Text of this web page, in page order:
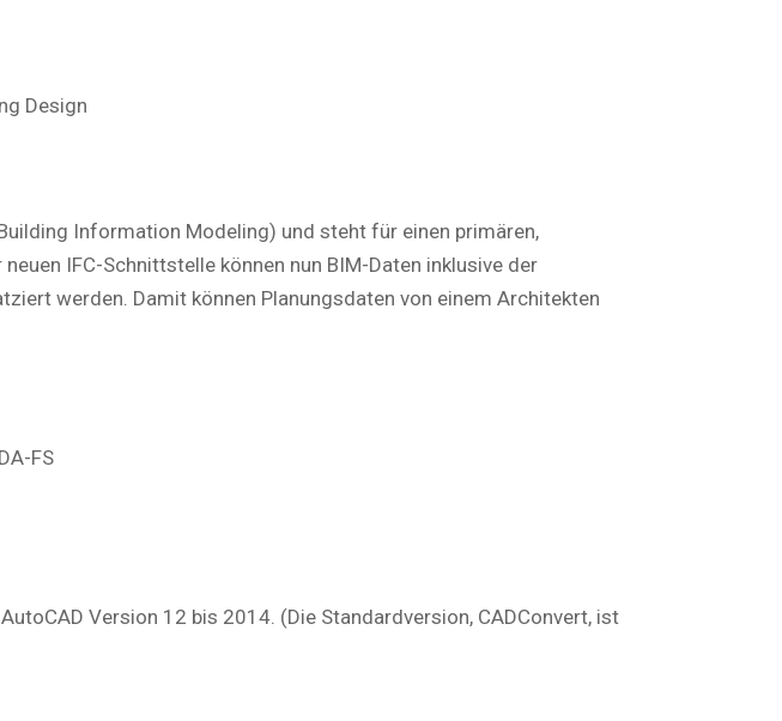
Design
Information Modeling) und steht für einen primären,
IFC-Schnittstelle können nun BIM-Daten inklusive der
werden. Damit können Planungsdaten von einem Architekten
FS
Version 12 bis 2014. (Die Standardversion, CADConvert, ist